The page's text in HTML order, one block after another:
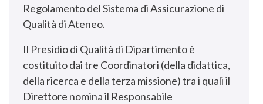
Regolamento del Sistema di Assicurazione di
Qualità di Ateneo.
Il Presidio di Qualità di Dipartimento è
costituito dai tre Coordinatori (della didattica,
della ricerca e della terza missione) tra i quali il
Direttore nomina il Responsabile